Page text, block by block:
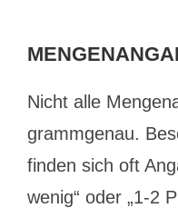
Nicht alle
grammgenau.
finden sich oft
wenig“ oder „1-2